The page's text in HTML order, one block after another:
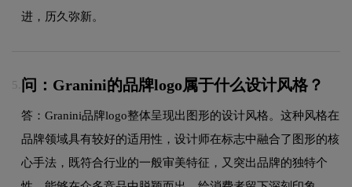
进，历久弥新。
5. 问：Granini的品牌logo属于什么设计风格？
答：Granini品牌logo整体呈现出图形的设计风格。这种风格在
品牌领域具有较好的适用性，设计师在标志中融合了图形的核
心手法，既符合行业的一般审美特征，又突出品牌的独特个